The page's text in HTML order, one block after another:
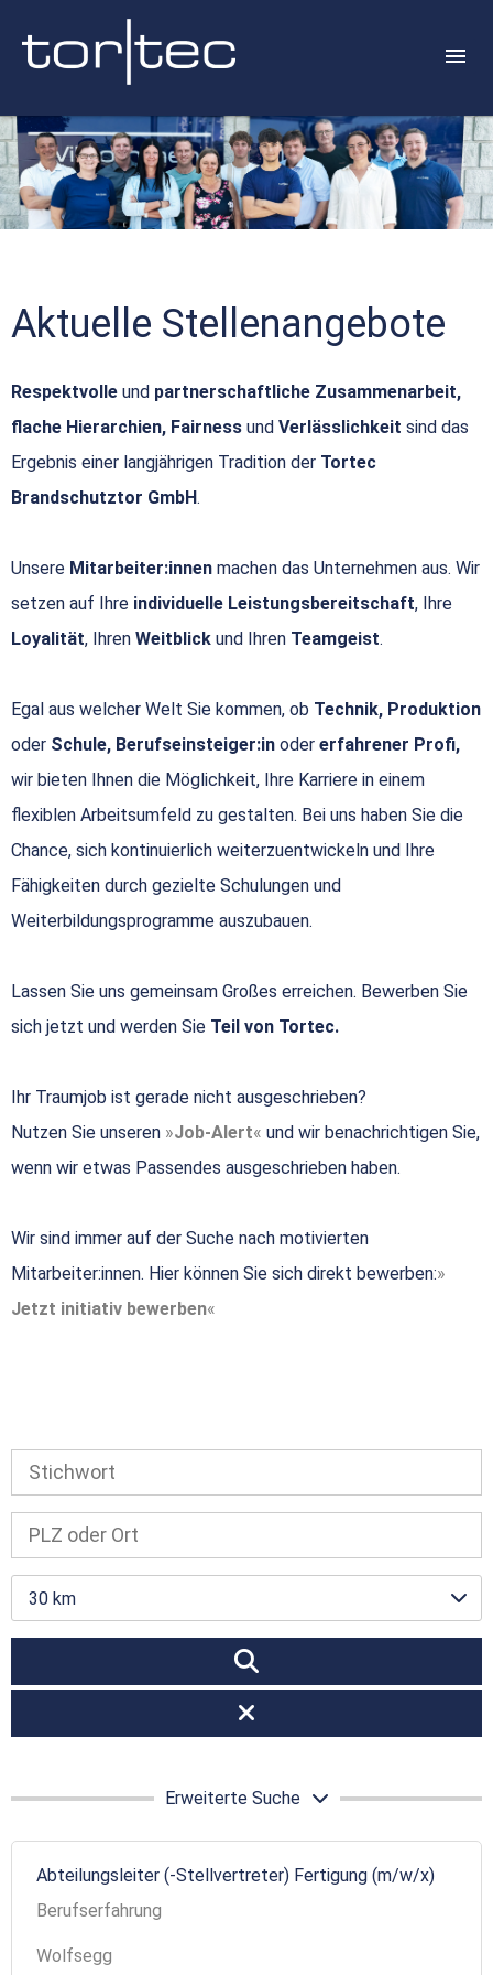
Aktuelle Stellenangebote
Respektvolle und partnerschaftliche Zusammenarbeit,
flache Hierarchien, Fairness und Verlässlichkeit sind das
Ergebnis einer langjährigen Tradition der Tortec
Brandschutztor GmbH.
Unsere Mitarbeiter:innen machen das Unternehmen aus. Wir
setzen auf Ihre individuelle Leistungsbereitschaft, Ihre
Loyalität, Ihren Weitblick und Ihren Teamgeist.
Egal aus welcher Welt Sie kommen, ob Technik, Produktion
oder Schule, Berufseinsteiger:in oder erfahrener Profi,
wir bieten Ihnen die Möglichkeit, Ihre Karriere in einem
flexiblen Arbeitsumfeld zu gestalten. Bei uns haben Sie die
Chance, sich kontinuierlich weiterzuentwickeln und Ihre
Fähigkeiten durch gezielte Schulungen und
Weiterbildungsprogramme auszubauen.
Lassen Sie uns gemeinsam Großes erreichen. Bewerben Sie
sich jetzt und werden Sie Teil von Tortec.
Ihr Traumjob ist gerade nicht ausgeschrieben?
Nutzen Sie unseren
Job-Alert
und wir benachrichtigen Sie,
wenn wir etwas Passendes ausgeschrieben haben.
Wir sind immer auf der Suche nach motivierten
Mitarbeiter:innen. Hier können Sie sich direkt bewerben:
Jetzt initiativ bewerben
30 km
Erweiterte Suche
Abteilungsleiter (-Stellvertreter) Fertigung (m/w/x)
Berufserfahrung
Wolfsegg